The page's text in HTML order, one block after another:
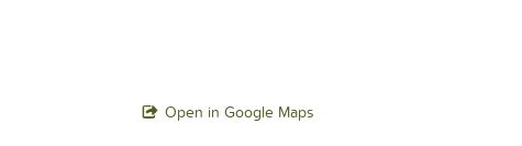
Open in Google Maps